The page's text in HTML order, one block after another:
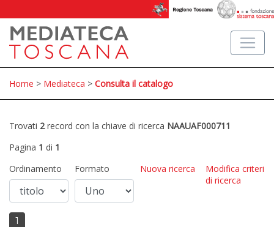
Home > Mediateca > Consulta il catalogo
Trovati 2record con la chiave di ricerca NAAUAF000711
Pagina 1 di 1
Ordinamento
Formato Nuova ricerca
Modifica criteri
di ricerca
1